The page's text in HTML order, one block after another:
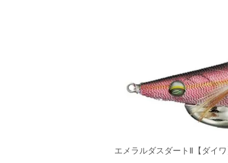
エメラルダスダートⅡ【ダイワ